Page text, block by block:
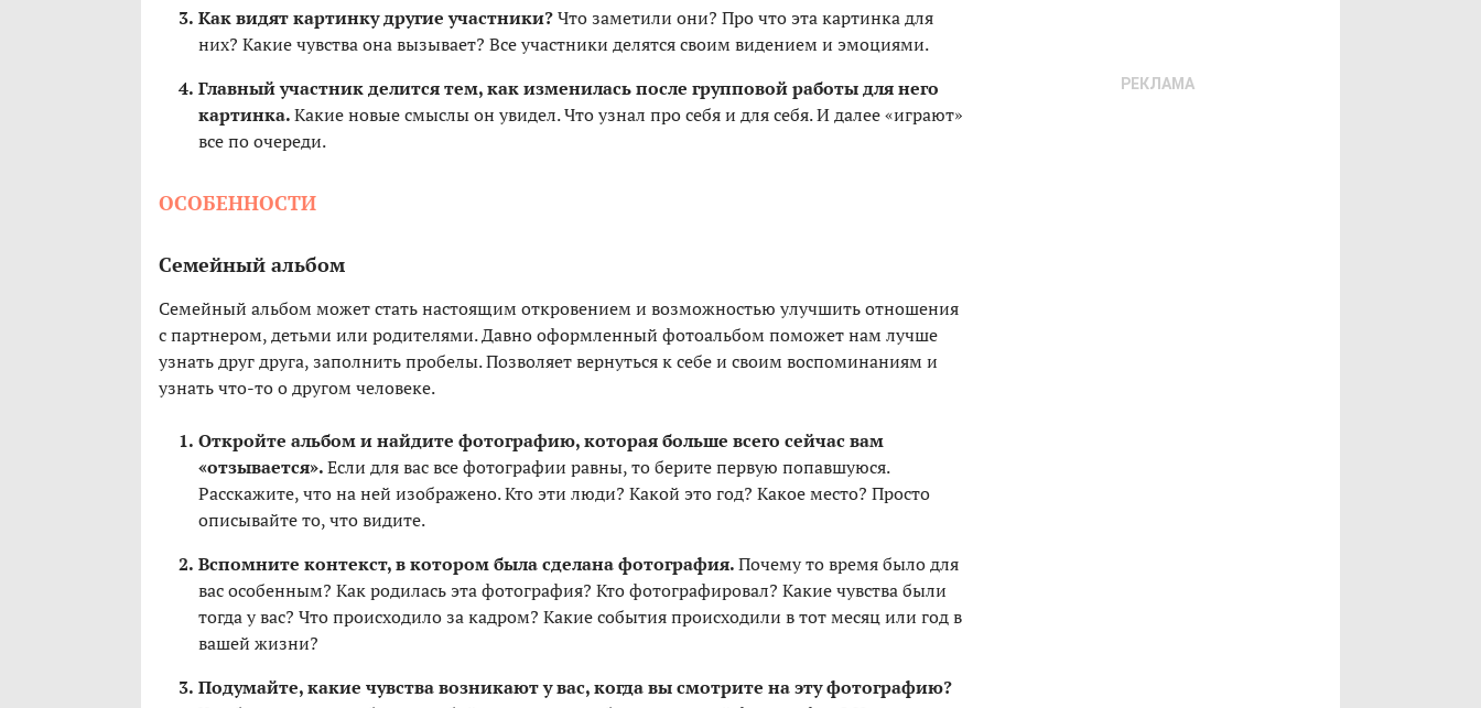
Как видят картинку другие участники?Что заметили они? Про что эта картинка для
них? Какие чувства она вызывает? Все участники делятся своим видением и эмоциями.
Главный участник делится тем, как изменилась после групповой работы для него
картинка.Какие новые смыслы он увидел. Что узнал про себя и для себя. И далее «играют»
все по очереди.
ОСОБЕННОСТИ
Семейный альбом
Семейный альбом может стать настоящим откровением и возможностью улучшить отношения
с партнером, детьми или родителями. Давно оформленный фотоальбом поможет нам лучше
узнать друг друга, заполнить пробелы. Позволяет вернуться к себе и своим воспоминаниям и
узнать что-то о другом человеке.
Откройте альбом и найдите фотографию, которая больше всего сейчас вам
«отзывается».Если для вас все фотографии равны, то берите первую попавшуюся.
Расскажите, что на ней изображено. Кто эти люди? Какой это год? Какое место? Просто
описывайте то, что видите.
Вспомните контекст, в котором была сделана фотография.Почему то время было для
вас особенным? Как родилась эта фотография? Кто фотографировал? Какие чувства были
тогда у вас? Что происходило за кадром? Какие события происходили в тот месяц или год в
вашей жизни?
Подумайте, какие чувства возникают у вас, когда вы смотрите на эту фотографию?